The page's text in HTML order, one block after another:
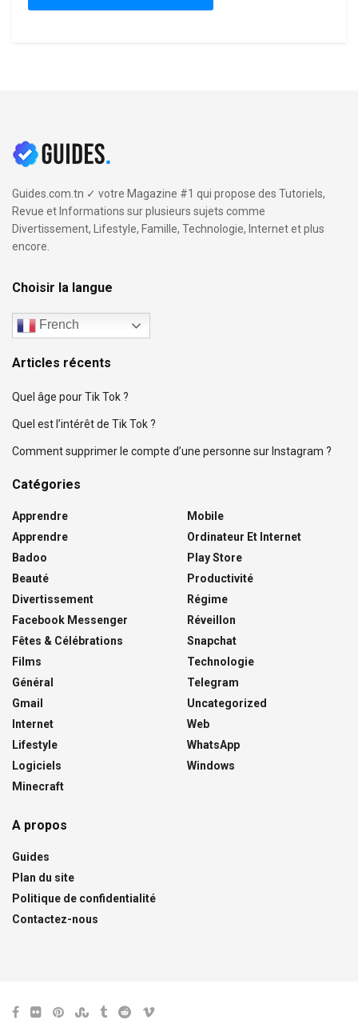
Guides.com.tn ✓ votre Magazine #1 qui propose des Tutoriels,
Revue et Informations sur plusieurs sujets comme
Divertissement, Lifestyle, Famille, Technologie, Internet et plus
encore.
Choisir la langue
French
Articles récents
Quel âge pour Tik Tok ?
Quel est l’intérêt de Tik Tok ?
Comment supprimer le compte d’une personne sur Instagram ?
Catégories
Apprendre
Apprendre
Badoo
Beauté
Divertissement
Facebook Messenger
Fêtes & Célébrations
Films
Général
Gmail
Internet
Lifestyle
Logiciels
Minecraft
Mobile
Ordinateur Et Internet
Play Store
Productivité
Régime
Réveillon
Snapchat
Technologie
Telegram
Uncategorized
Web
WhatsApp
Windows
A propos
Guides
Plan du site
Politique de confidentialité
Contactez-nous